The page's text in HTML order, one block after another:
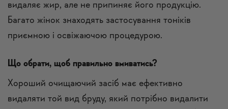
видаляє жир, але не припиняє його продукцію.
Багато жінок знаходять застосування тоніків
приємною і освіжаючою процедурою.
Що обрати, щоб правильно вмиватись?
Хороший очищаючий засіб має ефективно
видаляти той вид бруду, який потрібно видалити